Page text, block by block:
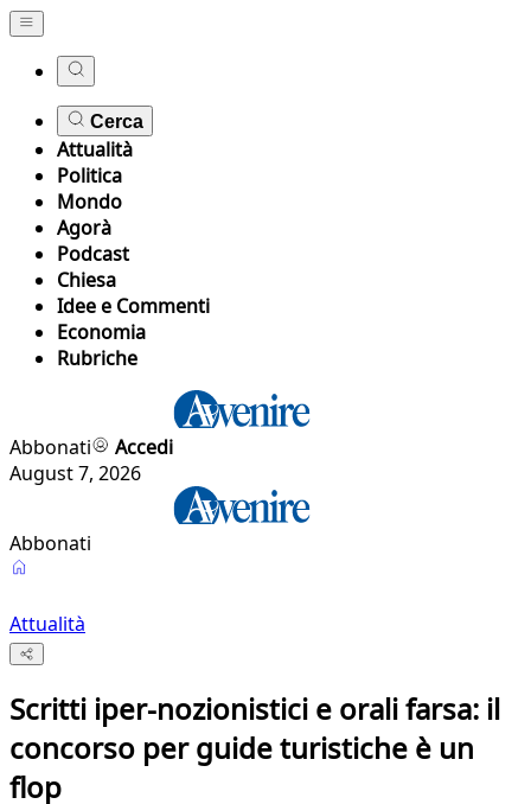
Cerca
Attualità
Politica
Mondo
Agorà
Podcast
Chiesa
Idee e Commenti
Economia
Rubriche
Abbonati
Accedi
August 7, 2026
Abbonati
Attualità
Scritti iper-nozionistici e orali farsa: il
concorso per guide turistiche è un
flop